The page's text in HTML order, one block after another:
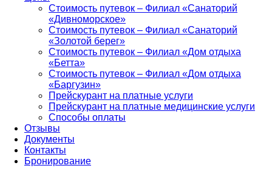
Стоимость путевок – Филиал «Санаторий
«Дивноморское»
Стоимость путевок – Филиал «Санаторий
«Золотой берег»
Стоимость путевок – Филиал «Дом отдыха
«Бетта»
Стоимость путевок – Филиал «Дом отдыха
«Баргузин»
Прейскурант на платные услуги
Прейскурант на платные медицинские услуги
Способы оплаты
Отзывы
Документы
Контакты
Бронирование